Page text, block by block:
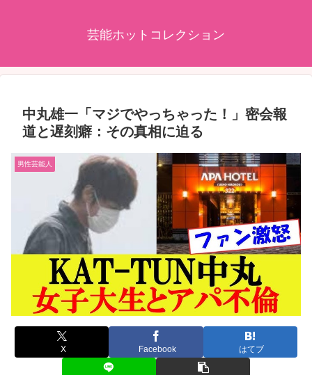
芸能ホットコレクション
中丸雄一「マジでやっちゃった！」密会報
道と遅刻癖：その真相に迫る
男性芸能人
X Facebook はてブ